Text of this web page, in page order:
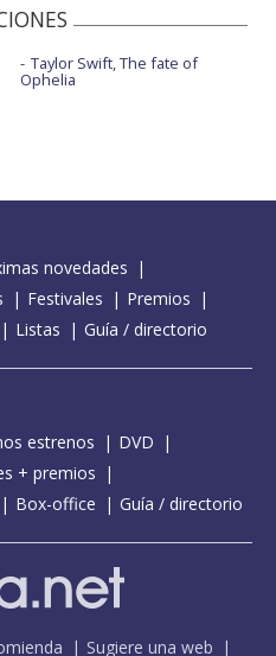
Taylor Swift, The fate of
Ophelia
novedades
Festivales
Premios
Listas Guía / directorio
estrenos
DVD
+ premios
Box-office Guía / directorio
Sugiere una web